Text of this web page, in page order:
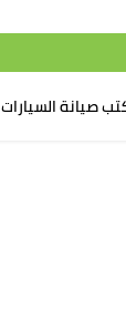
صيانة السيارات